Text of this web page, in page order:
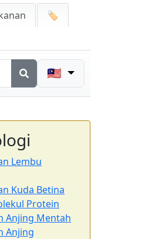
🏷️
🇲🇾
Lembu
Kuda Betina
Protein
Anjing Mentah
Anjing